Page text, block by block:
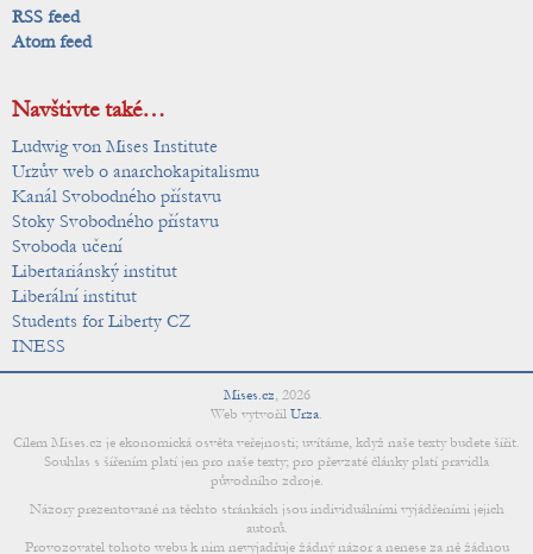
RSS feed
Atom feed
Navštivte také…
Ludwig von Mises Institute
Urzův web o anarchokapitalismu
Kanál Svobodného přístavu
Stoky Svobodného přístavu
Svoboda učení
Libertariánský institut
Liberální institut
Students for Liberty CZ
INESS
Mises.cz, 2026
Web vytvořil Urza.
Cílem Mises.cz je ekonomická osvěta veřejnosti; uvítáme, když naše texty budete šířit.
Souhlas s šířením platí jen pro naše texty; pro převzaté články platí pravidla
původního zdroje.
Názory prezentované na těchto stránkách jsou individuálními vyjádřeními jejich
autorů.
Provozovatel tohoto webu k nim nevyjadřuje žádný názor a nenese za ně žádnou